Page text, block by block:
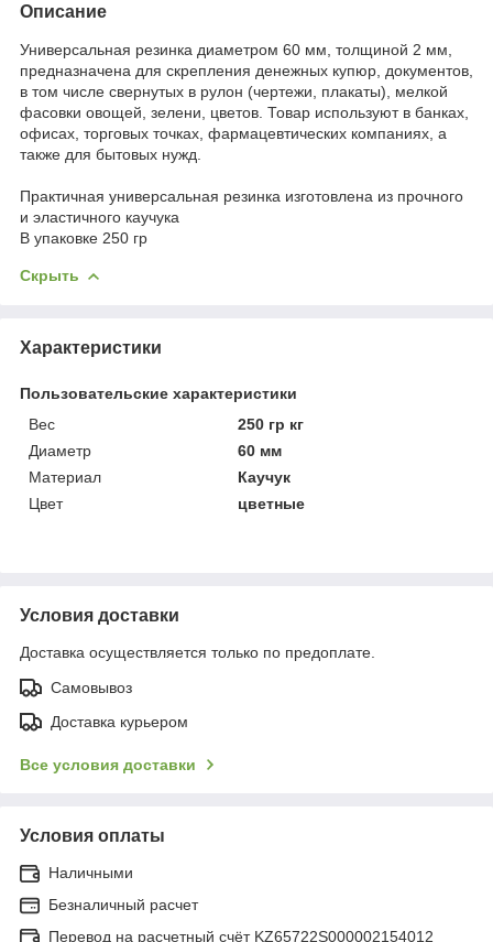
Описание
Универсальная резинка диаметром 60 мм, толщиной 2 мм,
предназначена для скрепления денежных купюр, документов,
в том числе свернутых в рулон (чертежи, плакаты), мелкой
фасовки овощей, зелени, цветов. Товар используют в банках,
офисах, торговых точках, фармацевтических компаниях, а
также для бытовых нужд.
Практичная универсальная резинка изготовлена из прочного
и эластичного каучука
В упаковке 250 гр
Скрыть
Характеристики
Пользовательские характеристики
Вес
250 гр кг
Диаметр
60 мм
Материал
Каучук
Цвет
цветные
Условия доставки
Доставка осуществляется только по предоплате.
Самовывоз
Доставка курьером
Все условия доставки
Условия оплаты
Наличными
Безналичный расчет
Перевод на расчетный счёт KZ65722S000002154012